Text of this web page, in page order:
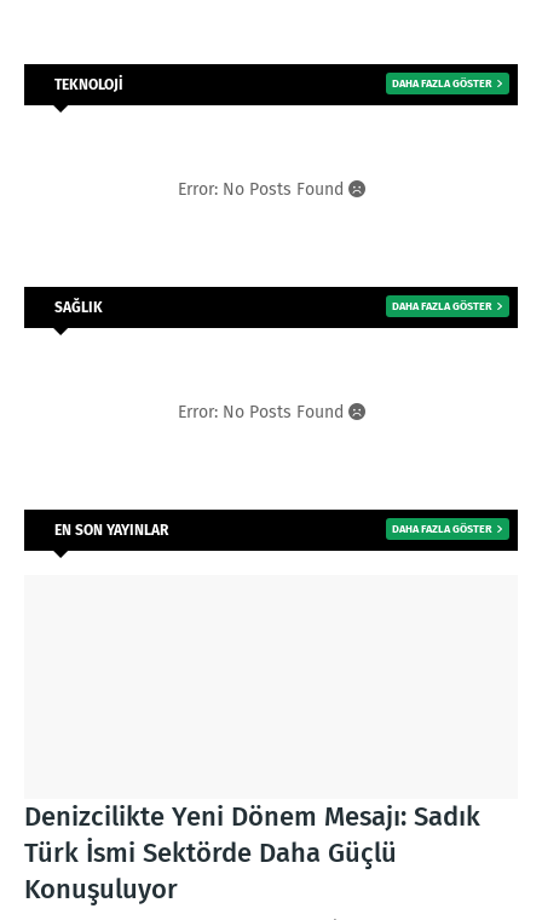
TEKNOLOJİ DAHA FAZLA GÖSTER
Error: No Posts Found
SAĞLIK DAHA FAZLA GÖSTER
Error: No Posts Found
EN SON YAYINLAR DAHA FAZLA GÖSTER
Denizcilikte Yeni Dönem Mesajı: Sadık
Türk İsmi Sektörde Daha Güçlü
Konuşuluyor